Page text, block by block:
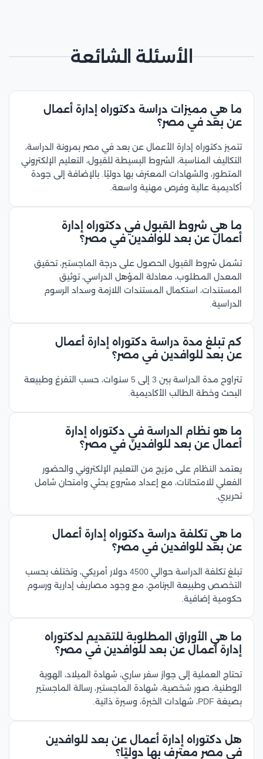
الأسئلة الشائعة
ما هي مميزات دراسة دكتوراه إدارة أعمال
عن بعد في مصر؟
تتميز دكتوراه إدارة الأعمال عن بعد في مصر بمرونة الدراسة،
التكاليف المناسبة، الشروط البسيطة للقبول، التعليم الإلكتروني
المتطور، والشهادات المعترف بها دوليًا. بالإضافة إلى جودة
أكاديمية عالية وفرص مهنية واسعة.
ما هي شروط القبول في دكتوراه إدارة
أعمال عن بعد للوافدين في مصر؟
تشمل شروط القبول الحصول على درجة الماجستير، تحقيق
المعدل المطلوب، معادلة المؤهل الدراسي، توثيق
المستندات، استكمال المستندات اللازمة وسداد الرسوم
الدراسية.
كم تبلغ مدة دراسة دكتوراه إدارة أعمال
عن بعد للوافدين في مصر؟
تتراوح مدة الدراسة بين 3 إلى 5 سنوات، حسب التفرغ وطبيعة
البحث وخطة الطالب الأكاديمية.
ما هو نظام الدراسة في دكتوراه إدارة
أعمال عن بعد للوافدين في مصر؟
يعتمد النظام على مزيج من التعليم الإلكتروني والحضور
الفعلي للامتحانات، مع إعداد مشروع بحثي وامتحان شامل
تحريري.
ما هي تكلفة دراسة دكتوراه إدارة أعمال
عن بعد للوافدين في مصر؟
تبلغ تكلفة الدراسة حوالي 4500 دولار أمريكي، وتختلف بحسب
التخصص وطبيعة البرنامج، مع وجود مصاريف إدارية ورسوم
حكومية إضافية.
ما هي الأوراق المطلوبة للتقديم لدكتوراه
إدارة أعمال عن بعد للوافدين في مصر؟
تحتاج العملية إلى جواز سفر ساري، شهادة الميلاد، الهوية
الوطنية، صور شخصية، شهادة الماجستير، رسالة الماجستير
بصيغة PDF، شهادات الخبرة، وسيرة ذاتية.
هل دكتوراه إدارة أعمال عن بعد للوافدين
في مصر معترف بها دوليًا؟